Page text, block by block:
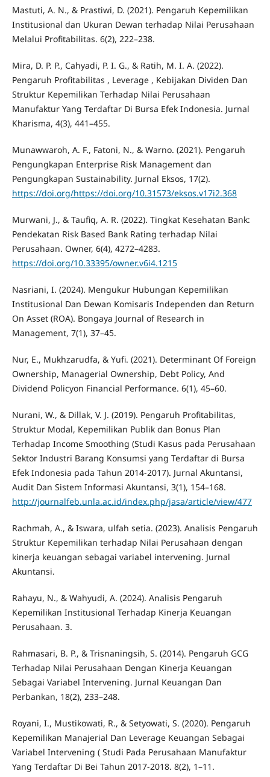
Mastuti, A. N., & Prastiwi, D. (2021). Pengaruh Kepemilikan
Institusional dan Ukuran Dewan terhadap Nilai Perusahaan
Melalui Profitabilitas. 6(2), 222–238.
Mira, D. P. P., Cahyadi, P. I. G., & Ratih, M. I. A. (2022).
Pengaruh Profitabilitas , Leverage , Kebijakan Dividen Dan
Struktur Kepemilikan Terhadap Nilai Perusahaan
Manufaktur Yang Terdaftar Di Bursa Efek Indonesia. Jurnal
Kharisma, 4(3), 441–455.
Munawwaroh, A. F., Fatoni, N., & Warno. (2021). Pengaruh
Pengungkapan Enterprise Risk Management dan
Pengungkapan Sustainability. Jurnal Eksos, 17(2).
https://doi.org/https://doi.org/10.31573/eksos.v17i2.368
Murwani, J., & Taufiq, A. R. (2022). Tingkat Kesehatan Bank:
Pendekatan Risk Based Bank Rating terhadap Nilai
Perusahaan. Owner, 6(4), 4272–4283.
https://doi.org/10.33395/owner.v6i4.1215
Nasriani, I. (2024). Mengukur Hubungan Kepemilikan
Institusional Dan Dewan Komisaris Independen dan Return
On Asset (ROA). Bongaya Journal of Research in
Management, 7(1), 37–45.
Nur, E., Mukhzarudfa, & Yufi. (2021). Determinant Of Foreign
Ownership, Managerial Ownership, Debt Policy, And
Dividend Policyon Financial Performance. 6(1), 45–60.
Nurani, W., & Dillak, V. J. (2019). Pengaruh Profitabilitas,
Struktur Modal, Kepemilikan Publik dan Bonus Plan
Terhadap Income Smoothing (Studi Kasus pada Perusahaan
Sektor Industri Barang Konsumsi yang Terdaftar di Bursa
Efek Indonesia pada Tahun 2014-2017). Jurnal Akuntansi,
Audit Dan Sistem Informasi Akuntansi, 3(1), 154–168.
http://journalfeb.unla.ac.id/index.php/jasa/article/view/477
Rachmah, A., & Iswara, ulfah setia. (2023). Analisis Pengaruh
Struktur Kepemilikan terhadap Nilai Perusahaan dengan
kinerja keuangan sebagai variabel intervening. Jurnal
Akuntansi.
Rahayu, N., & Wahyudi, A. (2024). Analisis Pengaruh
Kepemilikan Institusional Terhadap Kinerja Keuangan
Perusahaan. 3.
Rahmasari, B. P., & Trisnaningsih, S. (2014). Pengaruh GCG
Terhadap Nilai Perusahaan Dengan Kinerja Keuangan
Sebagai Variabel Intervening. Jurnal Keuangan Dan
Perbankan, 18(2), 233–248.
Royani, I., Mustikowati, R., & Setyowati, S. (2020). Pengaruh
Kepemilikan Manajerial Dan Leverage Keuangan Sebagai
Variabel Intervening ( Studi Pada Perusahaan Manufaktur
Yang Terdaftar Di Bei Tahun 2017-2018. 8(2), 1–11.